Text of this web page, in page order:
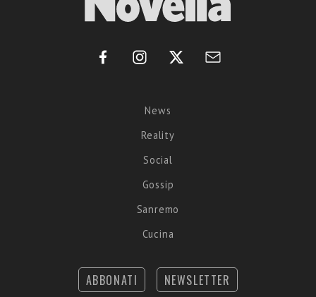
News
Reality
Social
Gossip
Sanremo
Cucina
ABBONATI NEWSLETTER